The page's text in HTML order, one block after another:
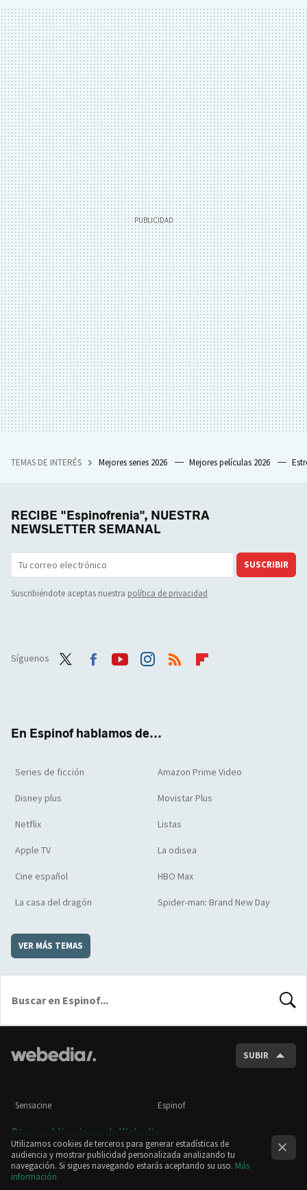
TEMAS DE INTERÉS Mejores series 2026 Mejores películas 2026
RECIBE "Espinofrenia", NUESTRA
NEWSLETTER SEMANAL
SUSCRIBIR
Suscribiéndote aceptas nuestra política de privacidad
Síguenos
En Espinof hablamos de...
Series de ficción Amazon Prime Video
Disney plus Movistar Plus
Netflix Listas
Apple TV La odisea
Cine español HBO Max
La casa del dragón Spider-man: Brand New Day
VER MÁS TEMAS
SUBIR
Sensacine Espinof
Otras publicaciones de Webedia
Utilizamos cookies de terceros para generar estadísticas de
audiencia y mostrar publicidad personalizada analizando tu
navegación. Si sigues navegando estarás aceptando su uso. Más
información